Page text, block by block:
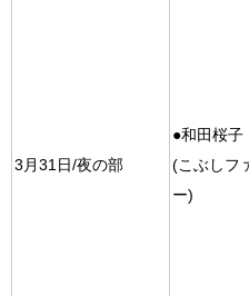
3月31日/夜の部
●和田桜子
(こぶしフ
ー)